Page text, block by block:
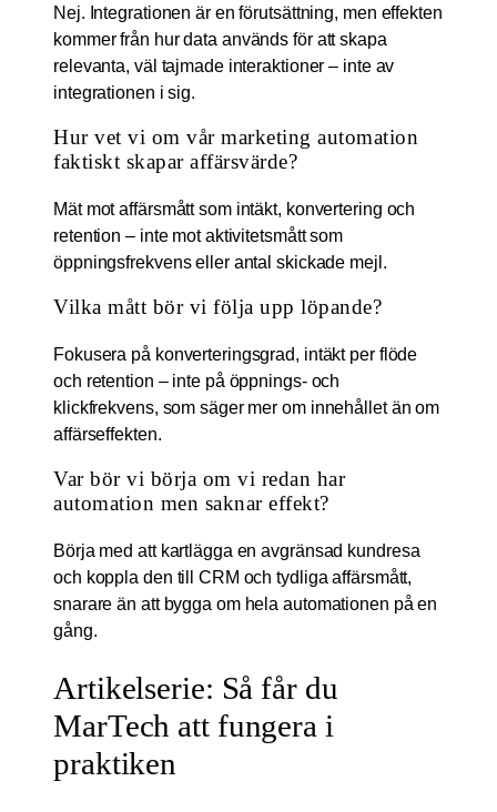
Nej. Integrationen är en förutsättning, men effekten
kommer från hur data används för att skapa
relevanta, väl tajmade interaktioner – inte av
integrationen i sig.
Hur vet vi om vår marketing automation
faktiskt skapar affärsvärde?
Mät mot affärsmått som intäkt, konvertering och
retention – inte mot aktivitetsmått som
öppningsfrekvens eller antal skickade mejl.
Vilka mått bör vi följa upp löpande?
Fokusera på konverteringsgrad, intäkt per flöde
och retention – inte på öppnings- och
klickfrekvens, som säger mer om innehållet än om
affärseffekten.
Var bör vi börja om vi redan har
automation men saknar effekt?
Börja med att kartlägga en avgränsad kundresa
och koppla den till CRM och tydliga affärsmått,
snarare än att bygga om hela automationen på en
gång.
Artikelserie: Så får du
MarTech att fungera i
praktiken